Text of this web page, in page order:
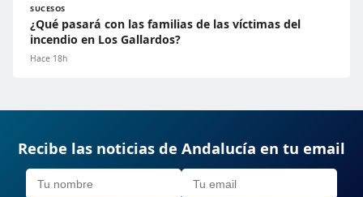
SUCESOS
¿Qué pasará con las familias de las víctimas del
incendio en Los Gallardos?
Hace 18h
Recibe las noticias de Andalucía en tu email